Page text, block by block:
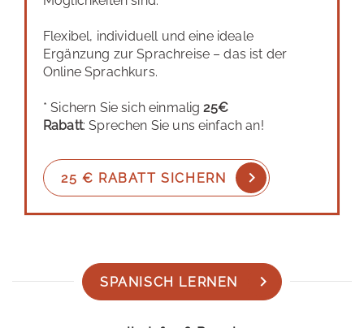
Flexibel, individuell und eine ideale
Ergänzung zur Sprachreise – das ist der
Online Sprachkurs.
* Sichern Sie sich einmalig25€
Rabatt: Sprechen Sie uns einfach an!
25 € RABATT SICHERN
SPANISCH LERNEN